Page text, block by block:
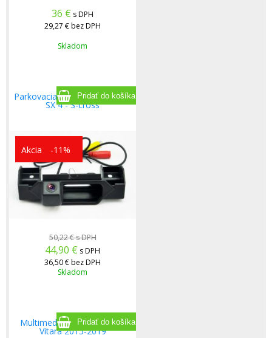
36 € s DPH
29,27 €bez DPH
Skladom
Parkovacia kamera pre Suzuki
SX 4 - S-cross
Akcia -11%
50,22 €s DPH
44,90 € s DPH
36,50 €bez DPH
Skladom
Multimediálne rádio Suzuki
Vitara 2015-2019